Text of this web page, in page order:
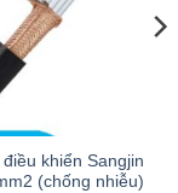
điều khiển Sangjin
(chống nhiễu)